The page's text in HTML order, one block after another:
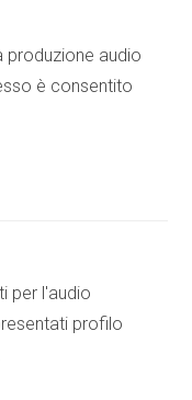
produzione audio
è consentito
per l'audio
profilo